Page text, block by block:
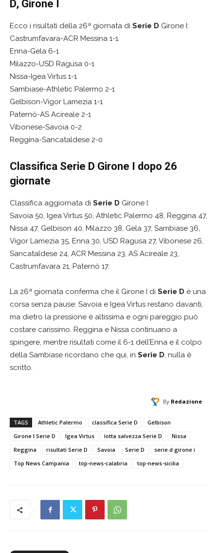
D, Girone I
Ecco i risultati della 26ª giornata di Serie D Girone I:
Castrumfavara-ACR Messina 1-1
Enna-Gela 6-1
Milazzo-USD Ragusa 0-1
Nissa-Igea Virtus 1-1
Sambiase-Athletic Palermo 2-1
Gelbison-Vigor Lamezia 1-1
Paternò-AS Acireale 2-1
Vibonese-Savoia 0-2
Reggina-Sancataldese 2-0
Classifica Serie D Girone I dopo 26
giornate
Classifica aggiornata di Serie D Girone I:
Savoia 50, Igea Virtus 50, Athletic Palermo 48, Reggina 47,
Nissa 47, Gelbison 40, Milazzo 38, Gela 37, Sambiase 36,
Vigor Lamezia 35, Enna 30, USD Ragusa 27, Vibonese 26,
Sancataldese 24, ACR Messina 23, AS Acireale 23,
Castrumfavara 21, Paternò 17.
La 26ª giornata conferma che il Girone I di Serie D è una
corsa senza pause: Savoia e Igea Virtus restano davanti,
ma dietro la pressione è altissima e ogni pareggio può
costare carissimo. Reggina e Nissa continuano a
spingere, mentre risultati come il 6-1 dell’Enna e il colpo
della Sambiase ricordano che qui, in Serie D, nulla è
scritto.
By Redazione
TAGS Athletic Palermo classifica Serie D
Gelbison
Girone I Serie D
Igea Virtus lotta salvezza Serie D
Nissa
Reggina
risultati Serie D Savoia Serie D
serie d girone i
Top News Campania
top-news-calabria top-news-sicilia